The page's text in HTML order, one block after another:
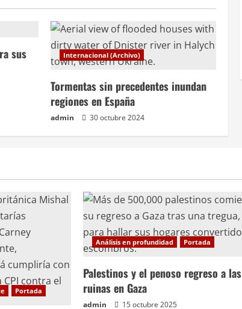
sus
Internacional (Archivo)
Tormentas sin precedentes inundan
regiones en España
admin 30 octubre 2024
Portada
Análisis en profundidad Portada
Palestinos y el penoso regreso a las
ruinas en Gaza
admin 15 octubre 2025